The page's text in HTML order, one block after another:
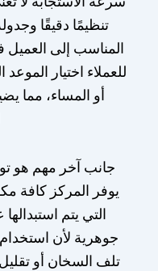
تنظيمًا دقيقًا
المناسب إلى
للعملاء اختيار
أو المساء، مما
جانب آخر مهم هو
يوفر المركز كافة
التي يتم
جوهرية لأن
تلف السخان أو